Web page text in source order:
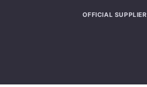
OFFICIAL SUPPLIER